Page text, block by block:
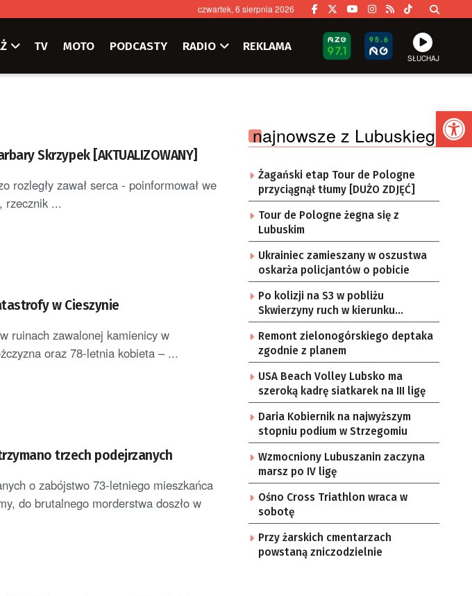
czwartek, 6 sierpnia 2026
TV MOTO PODCASTY RADIO REKLAMA
SŁUCHAJ
Skrzypek [AKTUALIZOWANY]
rozległy zawał serca - poinformował we
rzecznik ...
w Cieszynie
ruinach zawalonej kamienicy w
oraz 78-letnia kobieta – ...
trzech podejrzanych
o zabójstwo 73-letniego mieszkańca
do brutalnego morderstwa doszło w
najnowsze z Lubuskiego
Żagański etap Tour de Pologne
przyciągnął tłumy [DUŻO ZDJĘĆ]
Tour de Pologne żegna się z
Lubuskim
Ukrainiec zamieszany w oszustwa
oskarża policjantów o pobicie
Po kolizji na S3 w pobliżu
Skwierzyny ruch w kierunku
Gorzowa Wlkp. jednym pasem
Remont zielonogórskiego deptaka
zgodnie z planem
USA Beach Volley Lubsko ma
szeroką kadrę siatkarek na III ligę
Daria Kobiernik na najwyższym
stopniu podium w Strzegomiu
Wzmocniony Lubuszanin zaczyna
marsz po IV ligę
Ośno Cross Triathlon wraca w
sobotę
Przy żarskich cmentarzach
powstaną zniczodzielnie